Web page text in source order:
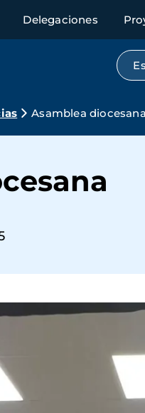
Delegaciones
Asamblea diocesana